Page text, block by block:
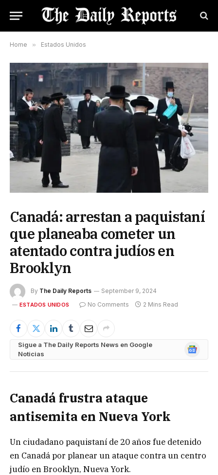
Home » Estados Unidos
Canadá: arrestan a paquistaní
que planeaba cometer un
atentado contra judíos en
Brooklyn
By The Daily Reports September 9, 2024
ESTADOS UNIDOS No Comments 2 Mins Read
Sigue a The Daily Reports News en Google
Noticias
Google
Canadá frustra ataque
antisemita en Nueva York
Un ciudadano paquistaní de 20 años fue detenido
en Canadá por planear un ataque contra un centro
judío en Brooklyn, Nueva York.